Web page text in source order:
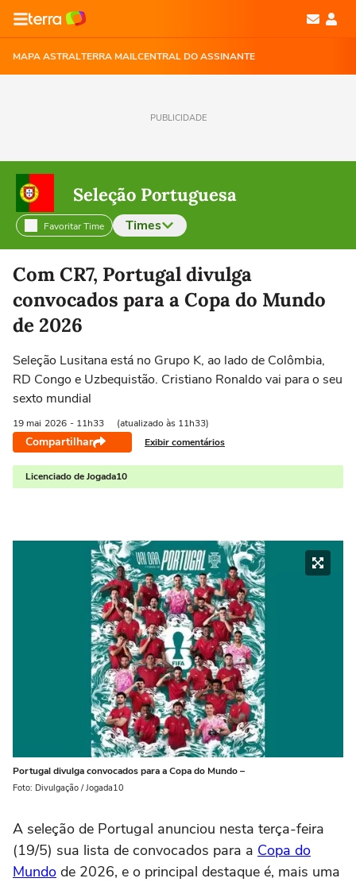
MAPA ASTRALTERRA MAILCENTRAL DO ASSINANTE
PUBLICIDADE
Seleção Portuguesa
Favoritar Time Times
Selecione o time para ver as notícias
Com CR7, Portugal divulga
convocados para a Copa do Mundo
de 2026
Seleção Lusitana está no Grupo K, ao lado de Colômbia,
RD Congo e Uzbequistão. Cristiano Ronaldo vai para o seu
sexto mundial
19 mai 2026 - 11h33 (atualizado às 11h33)
Compartilhar Exibir comentários
Licenciado de Jogada10
Portugal divulga convocados para a Copa do Mundo –
Foto: Divulgação / Jogada10
A seleção de Portugal anunciou nesta terça-feira
(19/5) sua lista de convocados para a Copa do
Mundo de 2026, e o principal destaque é, mais uma